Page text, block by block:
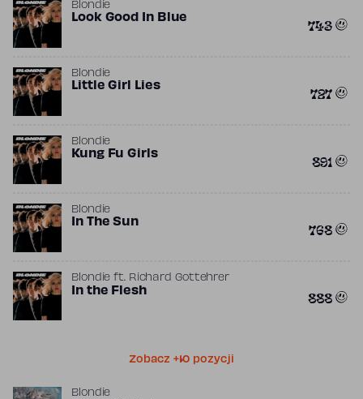
Blondie
Look Good In Blue 743
Blondie
Little Girl Lies 727
Blondie
Kung Fu Girls 891
Blondie
In The Sun 768
Blondie ft. Richard Gottehrer
In the Flesh 888
Zobacz +10 pozycji
Blondie